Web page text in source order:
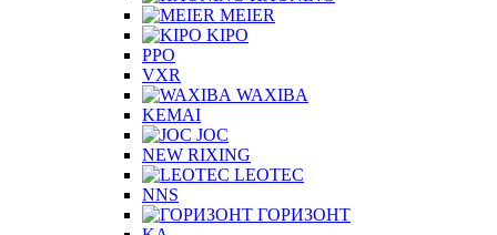
MEIER
KIPO
PPO
VXR
WAXIBA
KEMAI
JOC
NEW RIXING
LEOTEC
NNS
ГОРИЗОНТ